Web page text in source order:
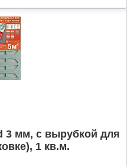
3 мм, с вырубкой для
1 кв.м.